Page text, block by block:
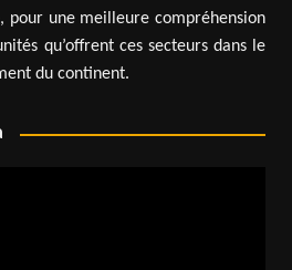
pour une meilleure compréhension
qu’offrent ces secteurs dans le
du continent.